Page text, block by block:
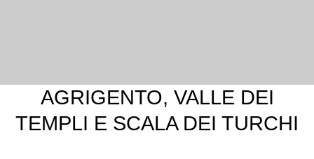
AGRIGENTO, VALLE DEI
TEMPLI E SCALA DEI TURCHI